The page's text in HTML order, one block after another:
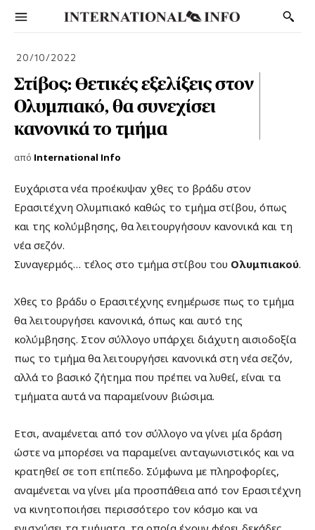
20/10/2022
Στίβος: Θετικές εξελίξεις στον
Ολυμπιακό, θα συνεχίσει
κανονικά το τμήμα
από International Info
Ευχάριστα νέα προέκυψαν χθες το βράδυ στον
Ερασιτέχνη Ολυμπιακό καθώς το τμήμα στίβου, όπως
και της κολύμβησης, θα λειτουργήσουν κανονικά και τη
νέα σεζόν.
Συναγερμός… τέλος στο τμήμα στίβου του Ολυμπιακού.
Χθες το βράδυ ο Ερασιτέχνης ενημέρωσε πως το τμήμα
θα λειτουργήσει κανονικά, όπως και αυτό της
κολύμβησης. Στον σύλλογο υπάρχει διάχυτη αισιοδοξία
πως το τμήμα θα λειτουργήσει κανονικά στη νέα σεζόν,
αλλά το βασικό ζήτημα που πρέπει να λυθεί, είναι τα
τμήματα αυτά να παραμείνουν βιώσιμα.
Ετσι, αναμένεται από τον σύλλογο να γίνει μία δράση
ώστε να μπορέσει να παραμείνει ανταγωνιστικός και να
κρατηθεί σε τοπ επίπεδο. Σύμφωνα με πληροφορίες,
αναμένεται να γίνει μία προσπάθεια από τον Ερασιτέχνη
να κινητοποιήσει περισσότερο τον κόσμο και να